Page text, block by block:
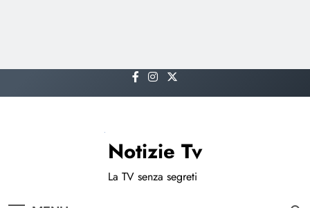
to
Notizie Tv
La TV senza segreti